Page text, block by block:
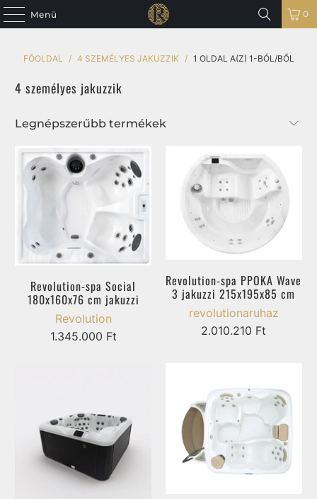
Menü 0
FŐOLDAL / 4 SZEMÉLYES JAKUZZIK / 1 OLDAL A(Z) 1-BÓL/BŐL
4 személyes jakuzzik
Revolution-spa Social
180x160x76 cm jakuzzi
Revolution
1.345.000 Ft
Revolution-spa PPOKA Wave
3 jakuzzi 215x195x85 cm
revolutionaruhaz
2.010.210 Ft